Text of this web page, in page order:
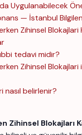
Uygulanabilecek
— İstanbul
Zihinsel Blokajlari
tedavi midir?
Zihinsel Blokajlari
nasıl belirlenir?
Zihinsel Blokajları